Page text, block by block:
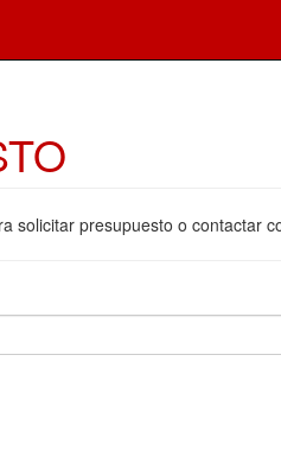
solicitar presupuesto o contactar